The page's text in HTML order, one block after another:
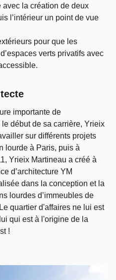
avec la création de deux
l’intérieur un point de vue
pour que les
verts privatifs avec
importante de
début de sa carrière, Yrieix
sur différents projets
lourde à Paris, puis à
Yrieix Martineau a créé à
d’architecture YM
dans la conception et la
lourdes d’immeubles de
quartier d'affaires ne lui est
qui est à l'origine de la
!